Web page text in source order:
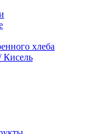
хлеба
Кисель